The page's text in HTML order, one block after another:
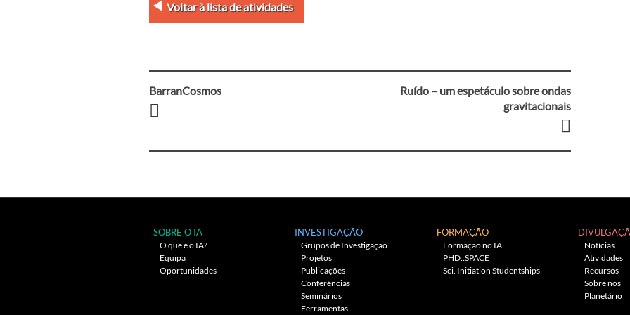
Voltar à lista de atividades
Navegação
artigos
BarranCosmos
Ruído – um espetáculo sobre ondas
gravitacionais
SOBRE O IA
O que é o IA?
Equipa
Oportunidades
INVESTIGAÇÃO
Grupos de Investigação
Projetos
Publicações
Conferências
Seminários
Ferramentas
FORMAÇÃO
Formação no IA
PHD::SPACE
Sci. Initiation Studentships
Notícias
Atividades
Recursos
Sobre nós
Planetário